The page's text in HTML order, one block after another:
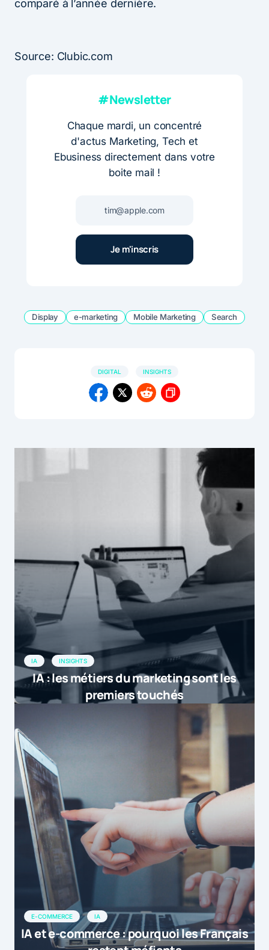
comparé à l’année dernière.
Source: Clubic.com
#Newsletter
Chaque mardi, un concentré
d'actus Marketing, Tech et
Ebusiness directement dans votre
boite mail !
Display e-marketing Mobile Marketing Search
DIGITAL INSIGHTS
IA INSIGHTS
IA : les métiers du marketing sont les
premiers touchés
E-COMMERCE IA
IA et e-commerce : pourquoi les Français